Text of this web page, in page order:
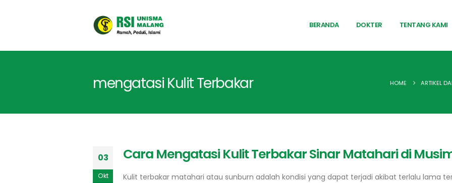
BERANDA DOKTER TENTANG KAMI
mengatasi Kulit Terbakar HOME ARTIKEL
03
Okt
Cara Mengatasi Kulit Terbakar Sinar Matahari di
Kulit terbakar matahari atau sunburn adalah kondisi yang dapat terjadi akibat terlalu lama